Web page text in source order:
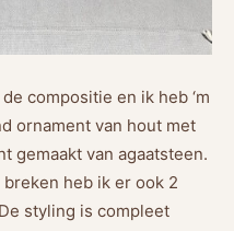
compositie en ik heb ‘m
ornament van hout met
gemaakt van agaatsteen.
heb ik er ook 2
styling is compleet